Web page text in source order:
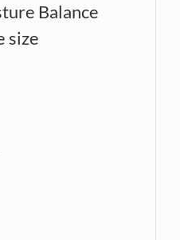
Balance
size